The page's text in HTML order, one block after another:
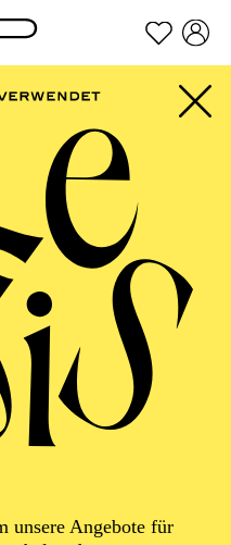
Footer springen
unsere Angebote für